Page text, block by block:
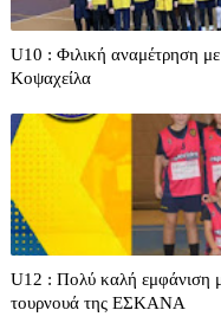
U10 : Φιλική αναμέτρηση
Κοψαχείλα
U12 : Πολύ καλή εμφάνιση
τουρνουά της ΕΣΚΑΝΑ